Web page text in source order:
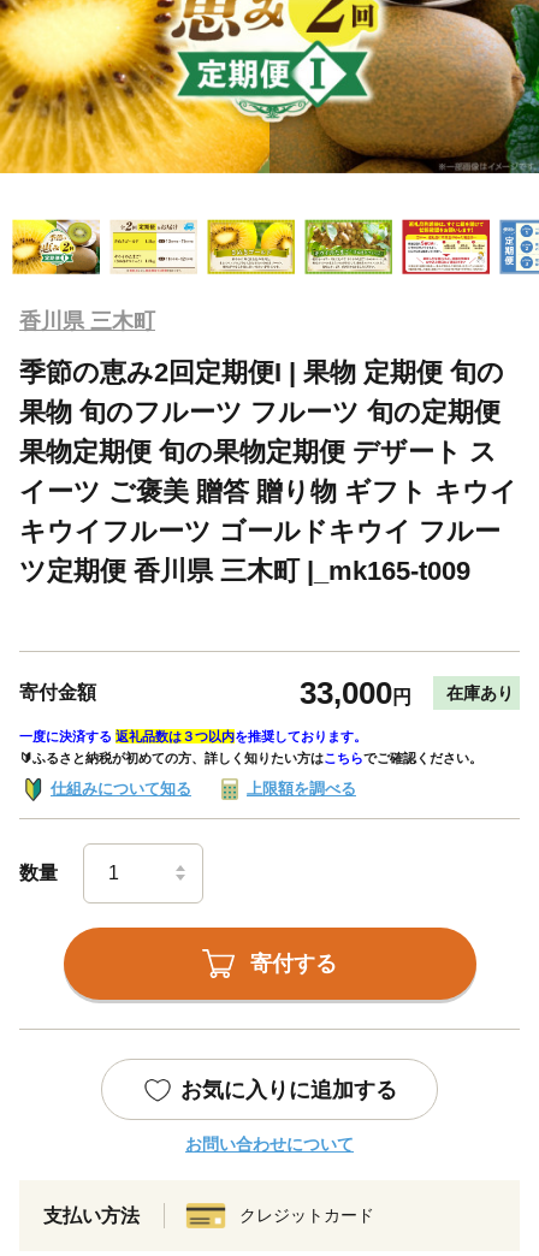
香川県 三木町
季節の恵み2回定期便I | 果物 定期便 旬の
果物 旬のフルーツ フルーツ 旬の定期便
果物定期便 旬の果物定期便 デザート ス
イーツ ご褒美 贈答 贈り物 ギフト キウイ
キウイフルーツ ゴールドキウイ フルー
ツ定期便 香川県 三木町 |_mk165-t009
寄付金額 33,000円 在庫あり
一度に決済する 返礼品数は３つ以内を推奨しております。
🔰ふるさと納税が初めての方、詳しく知りたい方はこちらでご確認ください。
仕組みについて知る 上限額を調べる
数量
寄付する
お気に入りに追加する
お問い合わせについて
支払い方法 クレジットカード